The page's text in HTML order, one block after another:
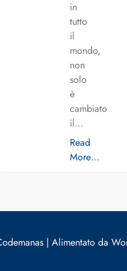
in
tutto
il
mondo,
non
solo
è
cambiato
il…
Read
More…
| Alimentato da